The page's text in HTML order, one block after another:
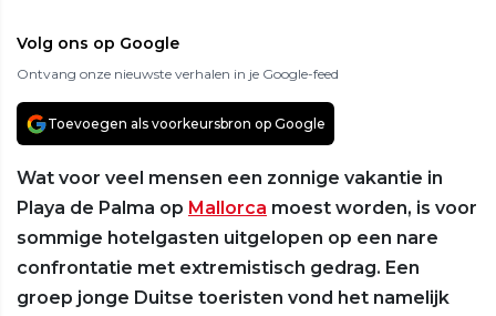
Volg ons op Google
Ontvang onze nieuwste verhalen in je Google-feed
Toevoegen als voorkeursbron op Google
Wat voor veel mensen een zonnige vakantie in
Playa de Palma op Mallorca moest worden, is voor
sommige hotelgasten uitgelopen op een nare
confrontatie met extremistisch gedrag. Een
groep jonge Duitse toeristen vond het namelijk